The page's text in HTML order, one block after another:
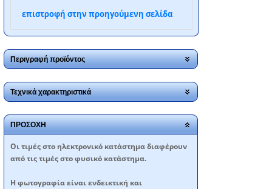
επιστροφή στην προηγούμενη σελίδα
Περιγραφή προϊόντος
Τεχνικά χαρακτηριστικά
ΠΡΟΣΟΧΗ
Oι τιμές στο ηλεκτρονικό κατάστημα διαφέρουν
από τις τιμές στο φυσικό κατάστημα.
Η φωτογραφία είναι ενδεικτική και